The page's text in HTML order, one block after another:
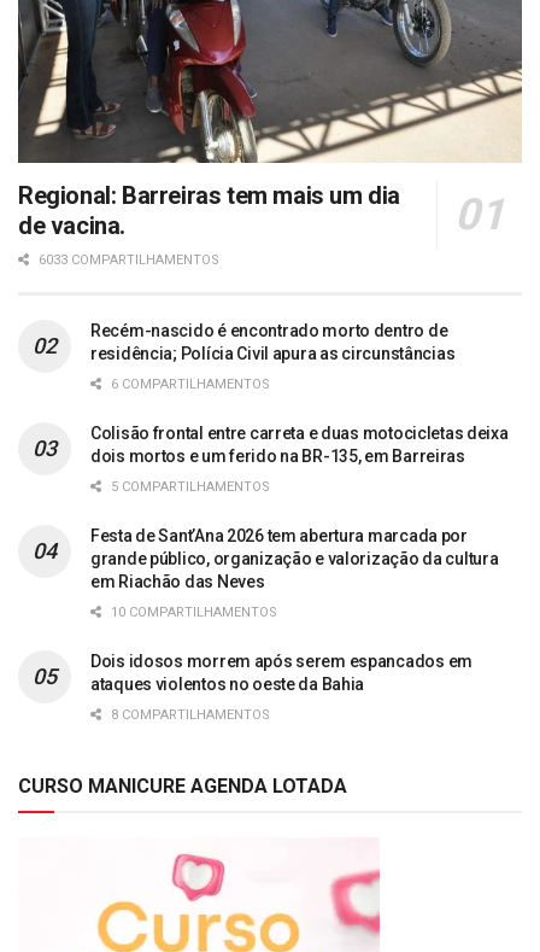
Regional: Barreiras tem mais um dia
de vacina.
6033 COMPARTILHAMENTOS
Recém-nascido é encontrado morto dentro de
residência; Polícia Civil apura as circunstâncias
6 COMPARTILHAMENTOS
Colisão frontal entre carreta e duas motocicletas deixa
dois mortos e um ferido na BR-135, em Barreiras
5 COMPARTILHAMENTOS
Festa de Sant’Ana 2026 tem abertura marcada por
grande público, organização e valorização da cultura
em Riachão das Neves
10 COMPARTILHAMENTOS
Dois idosos morrem após serem espancados em
ataques violentos no oeste da Bahia
8 COMPARTILHAMENTOS
CURSO MANICURE AGENDA LOTADA